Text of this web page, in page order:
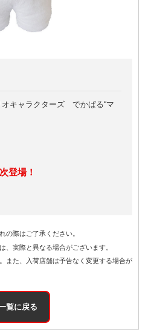
キャラクターズ でかぱる“マ
登場！
の際はご了承ください。
実際と異なる場合がございます。
また、入荷店舗は予告なく変更する場合が
覧に戻る